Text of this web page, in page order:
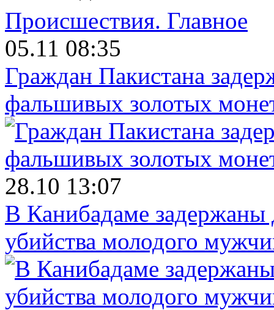
Происшествия. Главное
05.11 08:35
Граждан Пакистана
фальшивых золотых
28.10 13:07
В Канибадаме задержаны
убийства молодого